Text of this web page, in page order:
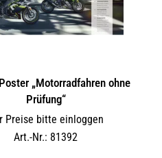
„Motorradfahren ohne
Prüfung“
Preise bitte einloggen
Art.-Nr.: 81392